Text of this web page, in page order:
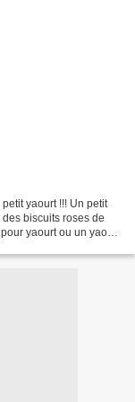
yaourt !!! Un petit
biscuits roses de
yaourt ou un yaourt